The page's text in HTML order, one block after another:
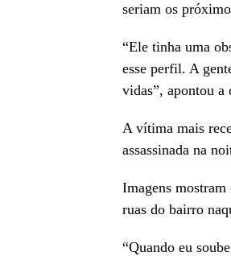
seriam os
“Ele tinha uma
esse perfil. A
vidas”, apontou a
A vítima mais
assassinada na
Imagens mostram
ruas do bairro
“Quando eu